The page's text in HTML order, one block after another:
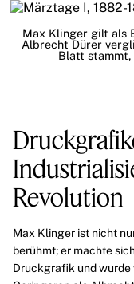
Max Klinger gilt als
Albrecht Dürer
Blatt stammt,
Revolution
Max Klinger ist nicht
berühmt; er machte
Druckgrafik und